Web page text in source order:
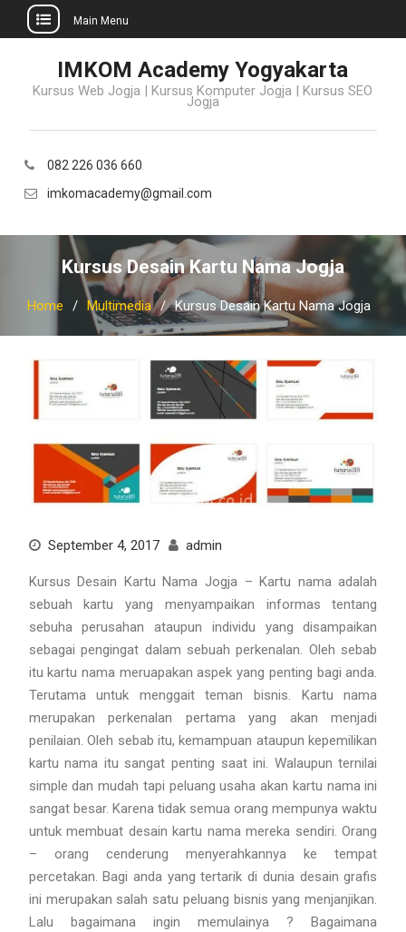
content
Main Menu
IMKOM Academy Yogyakarta
Kursus Web Jogja | Kursus Komputer Jogja | Kursus SEO
Jogja
082 226 036 660
imkomacademy@gmail.com
Kursus Desain Kartu Nama Jogja
Home Multimedia Kursus Desain Kartu Nama Jogja
September 4, 2017 admin
Kursus Desain Kartu Nama Jogja – Kartu nama adalah
sebuah kartu yang menyampaikan informas tentang
sebuha perusahan ataupun individu yang disampaikan
sebagai pengingat dalam sebuah perkenalan. Oleh sebab
itu kartu nama meruapakan aspek yang penting bagi anda.
Terutama untuk menggait teman bisnis. Kartu nama
merupakan perkenalan pertama yang akan menjadi
penilaian. Oleh sebab itu, kemampuan ataupun kepemilikan
kartu nama itu sangat penting saat ini. Walaupun ternilai
simple dan mudah tapi peluang usaha akan kartu nama ini
sangat besar. Karena tidak semua orang mempunya waktu
untuk membuat desain kartu nama mereka sendiri. Orang
– orang cenderung menyerahkannya ke tempat
percetakan. Bagi anda yang tertarik di dunia desain grafis
ini merupakan salah satu peluang bisnis yang menjanjikan.
Lalu bagaimana ingin memulainya ? Bagaimana